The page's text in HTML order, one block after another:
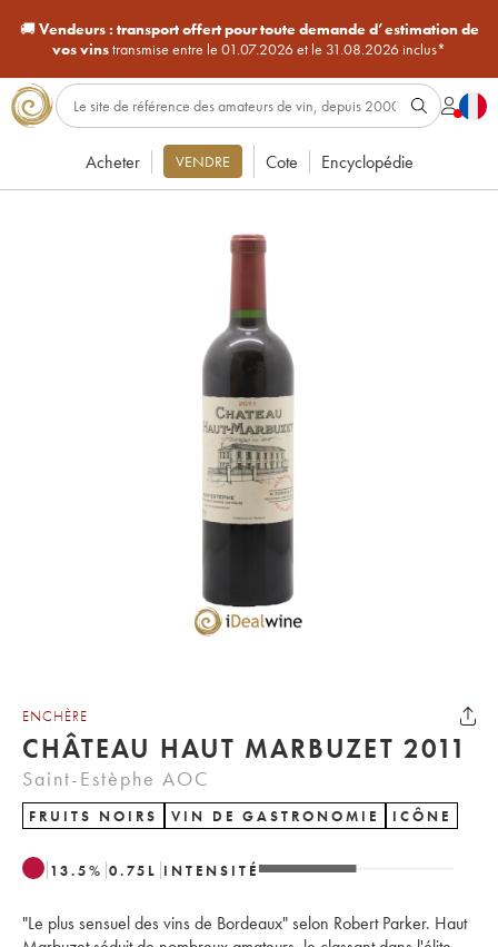
🚚Vendeurs : transport offert pour toute demande d’estimation de
vos vinstransmise entre le 01.07.2026 et le 31.08.2026 inclus*
Acheter VENDRE Cote Encyclopédie
ENCHÈRE
CHÂTEAU HAUT MARBUZET 2011
Saint-Estèphe AOC
FRUITS NOIRS VIN DE GASTRONOMIE ICÔNE
13.5% 0.75 L INTENSITÉ
"Le plus sensuel des vins de Bordeaux" selon Robert Parker. Haut